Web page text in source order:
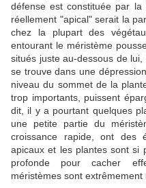
défense est constituée par la
réellement "apical" serait la
chez la plupart des
entourant le méristème
situés juste au-dessous de
se trouve dans une dépression
niveau du sommet de la
trop importants, puissent
dit, il y a pourtant quelques
une petite partie du
croissance rapide, ont des
apicaux et les plantes sont si
profonde pour cacher
méristèmes sont